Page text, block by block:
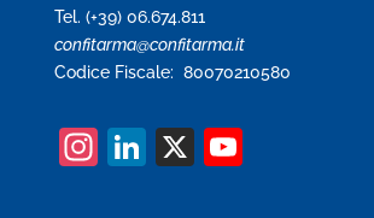
Tel. (+39) 06.674.811
confitarma@confitarma.it
Codice Fiscale: 80070210580
In Li X Y